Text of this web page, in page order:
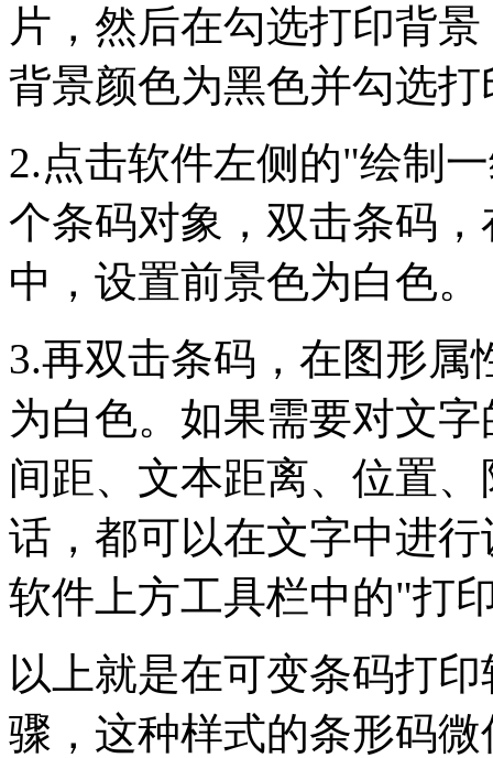
片，然后在勾选打印背
背景颜色为黑色并勾选
2.点击软件左侧的"绘制
个条码对象，双击条码
中，设置前景色为白色。
3.再双击条码，在图形
为白色。如果需要对文
间距、文本距离、位置
话，都可以在文字中进
软件上方工具栏中的"打
以上就是在可变条码打
骤，这种样式的条形码